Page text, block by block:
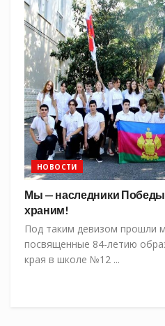
НОВОСТИ
Мы — наследники
храним!
Под таким девизом прошли
посвященные 84-летию
края в школе №12 ...